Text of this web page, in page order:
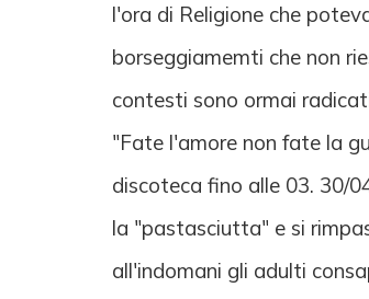
l'ora di Religione che
borseggiamemti che non
contesti sono ormai
"Fate l'amore non fate la
discoteca fino alle 03. 30/
la "pastasciutta" e si
all'indomani gli adulti